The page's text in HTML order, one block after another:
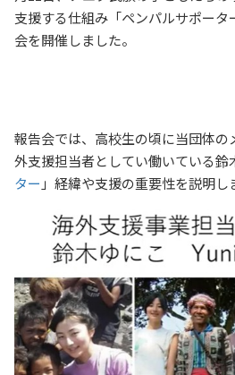
支援する仕組み「ペンパルサポー
会を開催しました。
報告会では、高校生の頃に当団体
外支援担当者としてい働いている鈴
ター 」経緯や支援の重要性を説明し